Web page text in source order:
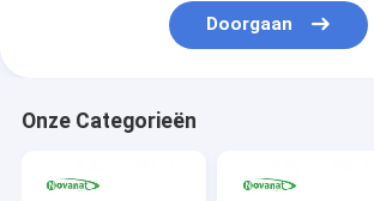
Producten
Doorgaan
Onze Categorieën